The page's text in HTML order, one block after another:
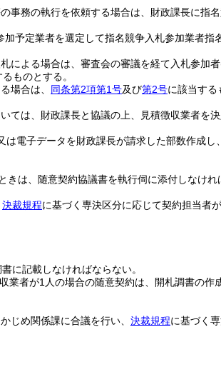
事務の執行を依頼する場合は、財政課長に指
予定業者を選定して指名競争入札参加業者指
による場合は、審査会の審議を経て入札参加者
ものとする。
場合は、 同条第2項第1号及び第2号に該当する
ては、財政課長と協議の上、見積徴収業者を
は電子データを財政課長が請求した部数作成し
は、随意契約協議書を執行伺に添付しなけれ
決裁規程に基づく専決区分に応じて契約担当者
に記載しなければならない。
者が1人の場合の随意契約は、開札調書の作
じめ関係課に合議を行い、 決裁規程に基づく